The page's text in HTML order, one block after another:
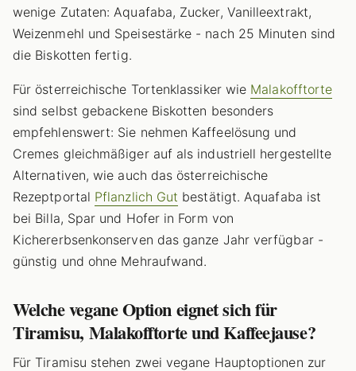
wenige Zutaten: Aquafaba, Zucker, Vanilleextrakt,
Weizenmehl und Speisestärke - nach 25 Minuten sind
die Biskotten fertig.
Für österreichische Tortenklassiker wie Malakofftorte
sind selbst gebackene Biskotten besonders
empfehlenswert: Sie nehmen Kaffeelösung und
Cremes gleichmäßiger auf als industriell hergestellte
Alternativen, wie auch das österreichische
Rezeptportal Pflanzlich Gut bestätigt. Aquafaba ist
bei Billa, Spar und Hofer in Form von
Kichererbsenkonserven das ganze Jahr verfügbar -
günstig und ohne Mehraufwand.
Welche vegane Option eignet sich für
Tiramisu, Malakofftorte und Kaffeejause?
Für Tiramisu stehen zwei vegane Hauptoptionen zur